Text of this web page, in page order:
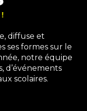
diffuse et
ses formes sur le
notre équipe
d’événements
scolaires.